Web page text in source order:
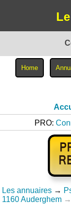
PRO:
Les annuaires →
1160 Auderghem →